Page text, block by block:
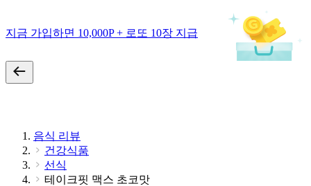
지금 가입하면 10,000P + 로또 10장 지급
음식 리뷰
건강식품
선식
테이크핏 맥스 초코맛